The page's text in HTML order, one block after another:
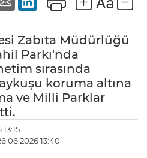
Zabıta Müdürlüğü
Parkı'nda
sırasında
koruma altına
ve Milli Parklar
13:40